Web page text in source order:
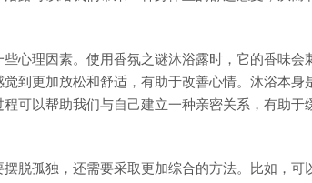
心理因素。使用香氛之谜沐浴露时，它的香味会
到更加放松和舒适，有助于改善心情。沐浴本身
可以帮助我们与自己建立一种亲密关系，有助于
脱孤独，还需要采取更加综合的方法。比如，可